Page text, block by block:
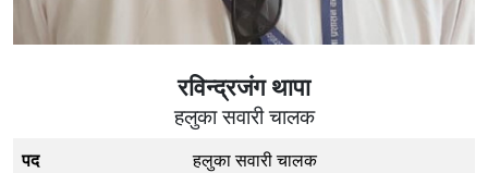
रविन्द्रजंग थापा
हलुका सवारी चालक
पद
हलुका सवारी चालक